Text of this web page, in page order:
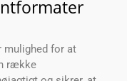
mulighed for at
række